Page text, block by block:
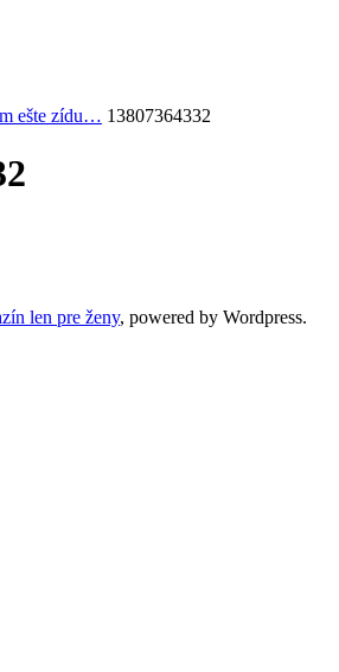
ešte zídu… 13807364332
len pre ženy, powered by Wordpress.